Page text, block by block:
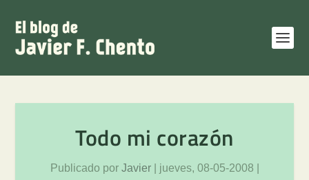
Todo mi corazón
Publicado por Javier| jueves, 08-05-2008